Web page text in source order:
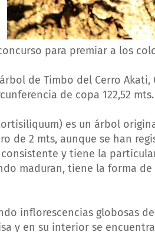
para premiar a los
de Timbo del Cerro
de copa 122,52 mts.
es un árbol
de 2 mts, aunque se han
consistente y tiene la
maduran, tiene la forma
inflorescencias globosas
y en su interior se